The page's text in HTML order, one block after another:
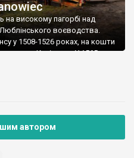
на високому пагорбі над
воєводства.
у 1508-1526 роках, на кошти
Казімежа. У 1565–
автором